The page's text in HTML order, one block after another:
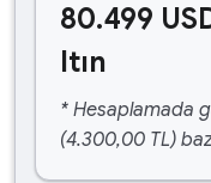
80.499
ltın
* Hesaplamada
(4.300,00 TL) baz